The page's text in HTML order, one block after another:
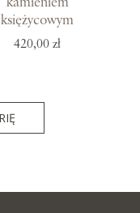
księżycowym
420,00 zł